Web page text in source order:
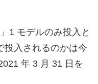
1 モデルのみ投入と
投入されるのかは今
年 3 月 31 日を